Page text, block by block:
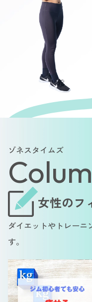
ゾネスタイムズ
女性のフ
ダイエットやトレーニ
す。